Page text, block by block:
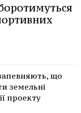
що
земельні
проекту